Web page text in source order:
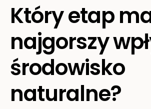
Który etap
najgorszy
środowisko
naturalne?